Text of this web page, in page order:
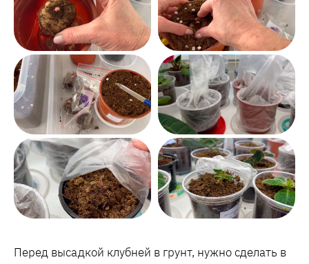
Перед высадкой клубней в грунт, нужно сделать в